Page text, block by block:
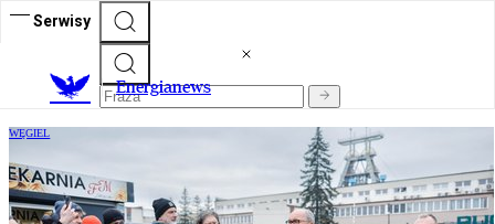
Serwisy
Energianews
WĘGIEL
W cieniu awantury o wizytę marszałka
Sejmu, rozmowy w JSW postępują